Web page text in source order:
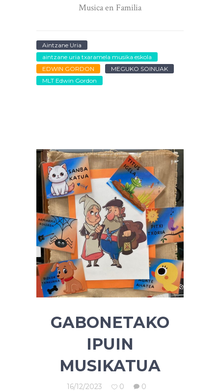
Musica en Familia
Aintzane Uria
aintzane uria txaramela musika eskola
EDWIN GORDON
MEGUKO SOINUAK
MLT Edwin Gordon
GABONETAKO
IPUIN
MUSIKATUA
16/12/2023 0
0